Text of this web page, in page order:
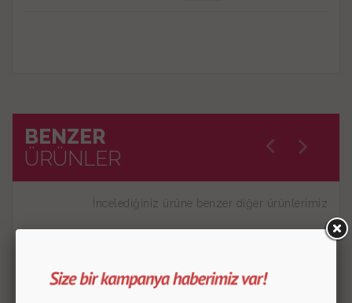
BENZER
ÜRÜNLER
İncelediğiniz ürüne benzer diğer ürünlerimiz